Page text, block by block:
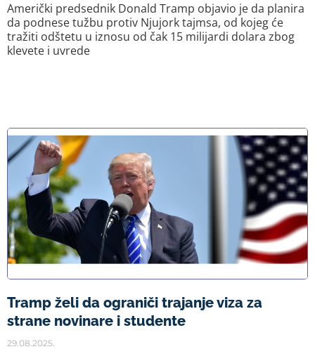
Američki predsednik Donald Tramp objavio je da planira
da podnese tužbu protiv Njujork tajmsa, od kojeg će
tražiti odštetu u iznosu od čak 15 milijardi dolara zbog
klevete i uvrede
Tramp želi da ograniči trajanje viza za
strane novinare i studente
29.08.2025.